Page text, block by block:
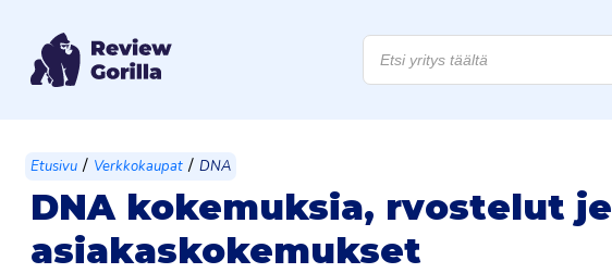
Products
search
Etusivu / Verkkokaupat / DNA
DNA kokemuksia, rvostelut je
asiakaskokemukset